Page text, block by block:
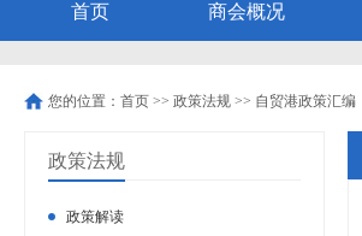
首页 商会概况
您的位置： 首页 >> 政策法规 >> 自贸港政策汇编
政策法规
政策解读